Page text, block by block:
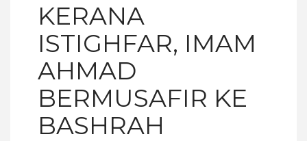
KERANA
ISTIGHFAR, IMAM
AHMAD
BERMUSAFIR KE
BASHRAH